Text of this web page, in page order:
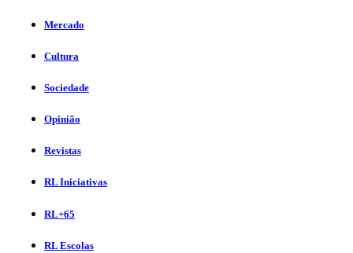
Mercado
Cultura
Sociedade
Opinião
Revistas
RL Iniciativas
RL+65
RL Escolas